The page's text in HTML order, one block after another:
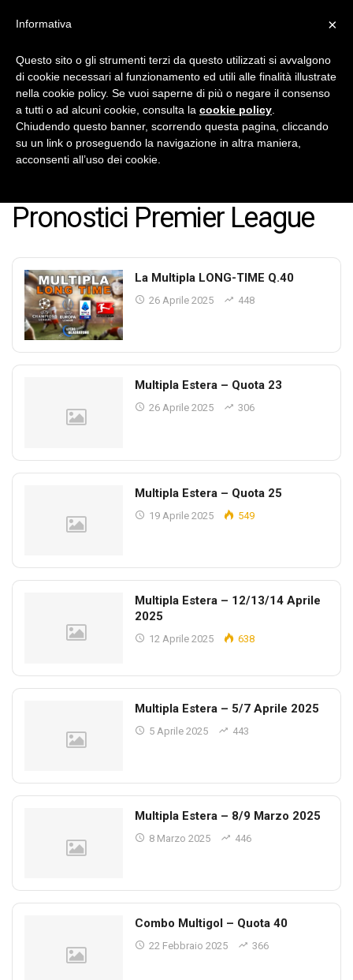
No Thanks INSTALL
Pronostici Premier League
La Multipla LONG-TIME Q.40
26 Aprile 2025 448
Multipla Estera – Quota 23
26 Aprile 2025 306
Multipla Estera – Quota 25
19 Aprile 2025 549
Multipla Estera – 12/13/14 Aprile
2025
12 Aprile 2025 638
Multipla Estera – 5/7 Aprile 2025
5 Aprile 2025 443
Multipla Estera – 8/9 Marzo 2025
8 Marzo 2025 446
Combo Multigol – Quota 40
22 Febbraio 2025 366
×
Informativa
Questo sito o gli strumenti terzi da questo utilizzati si avvalgono
di cookie necessari al funzionamento ed utili alle finalità illustrate
nella cookie policy. Se vuoi saperne di più o negare il consenso
a tutti o ad alcuni cookie, consulta la cookie policy
Chiudendo questo banner, scorrendo questa pagina, cliccando
su un link o proseguendo la navigazione in altra maniera,
acconsenti all’uso dei cookie.